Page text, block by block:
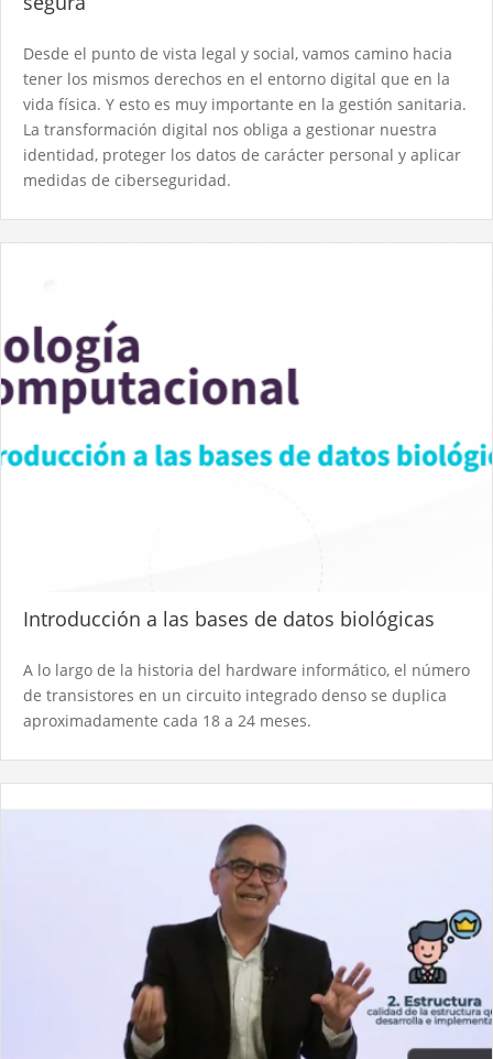
Desde el punto de vista legal y social, vamos camino hacia
tener los mismos derechos en el entorno digital que en la
vida física. Y esto es muy importante en la gestión sanitaria.​
La transformación digital nos obliga a gestionar nuestra
identidad, proteger los datos de carácter personal y aplicar
medidas de ciberseguridad.
Introducción a las bases de datos biológicas
A lo largo de la historia del hardware informático, el número
de transistores en un circuito integrado denso se duplica
aproximadamente cada 18 a 24 meses.